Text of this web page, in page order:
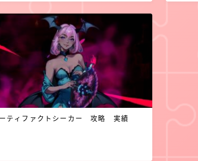
ティファクトシーカー 攻略 実績